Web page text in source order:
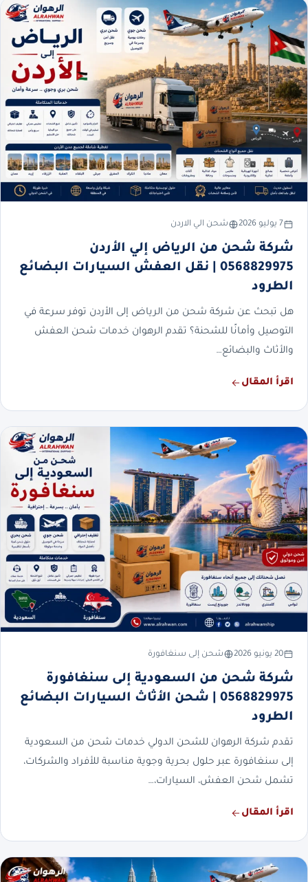
7 يوليو 2026 شحن الي الاردن
شركة شحن من الرياض إلي الأردن
0568829975 | نقل العفش السيارات البضائع
الطرود
هل تبحث عن شركة شحن من الرياض إلى الأردن توفر سرعة في
التوصيل وأمانًا للشحنة؟ تقدم الرهوان خدمات شحن العفش
والأثاث والبضائع…
اقرأ المقال
20 يونيو 2026 شحن إلى سنغافورة
شركة شحن من السعودية إلى سنغافورة
0568829975 | شحن الأثاث السيارات البضائع
الطرود
تقدم شركة الرهوان للشحن الدولي خدمات شحن من السعودية
إلى سنغافورة عبر حلول بحرية وجوية مناسبة للأفراد والشركات،
تشمل شحن العفش، السيارات،…
اقرأ المقال